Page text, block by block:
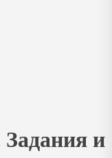
и